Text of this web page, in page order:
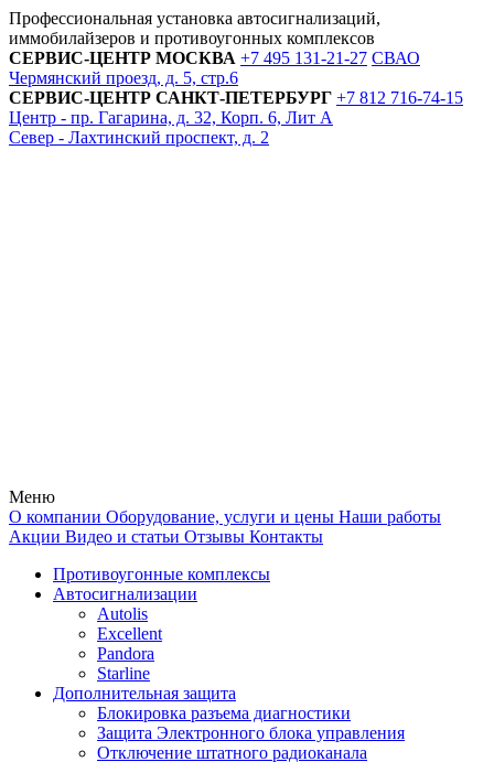
Профессиональная установка автосигнализаций,
иммобилайзеров и противоугонных комплексов
СЕРВИС-ЦЕНТР МОСКВА +7 495 131-21-27 СВАО
Чермянский проезд, д. 5, стр.6
СЕРВИС-ЦЕНТР САНКТ-ПЕТЕРБУРГ +7 812 716-74-15
Центр - пр. Гагарина, д. 32, Корп. 6, Лит А
Север - Лахтинский проспект, д. 2
Меню
О компании Оборудование, услуги и цены Наши работы
Акции Видео и статьи Отзывы Контакты
Противоугонные комплексы
Автосигнализации
Autolis
Excellent
Pandora
Starline
Дополнительная защита
Блокировка разъема диагностики
Защита Электронного блока управления
Отключение штатного радиоканала